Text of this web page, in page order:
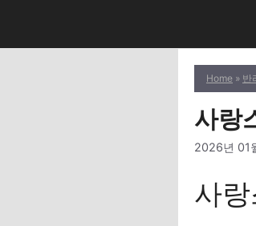
content
Home » 반
사랑
2026년 01
사